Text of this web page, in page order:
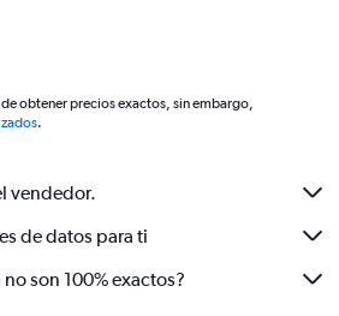
obtener precios exactos, sin embargo,
.
vendedor.
de datos para ti
son 100% exactos?